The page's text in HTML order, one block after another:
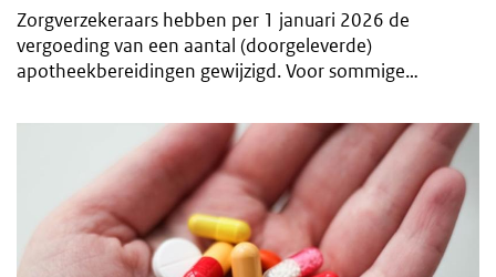
Zorgverzekeraars hebben per 1 januari 2026 de
vergoeding van een aantal (doorgeleverde)
apotheekbereidingen gewijzigd. Voor sommige